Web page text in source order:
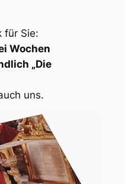
für Sie:
Wochen
„Die
uns.